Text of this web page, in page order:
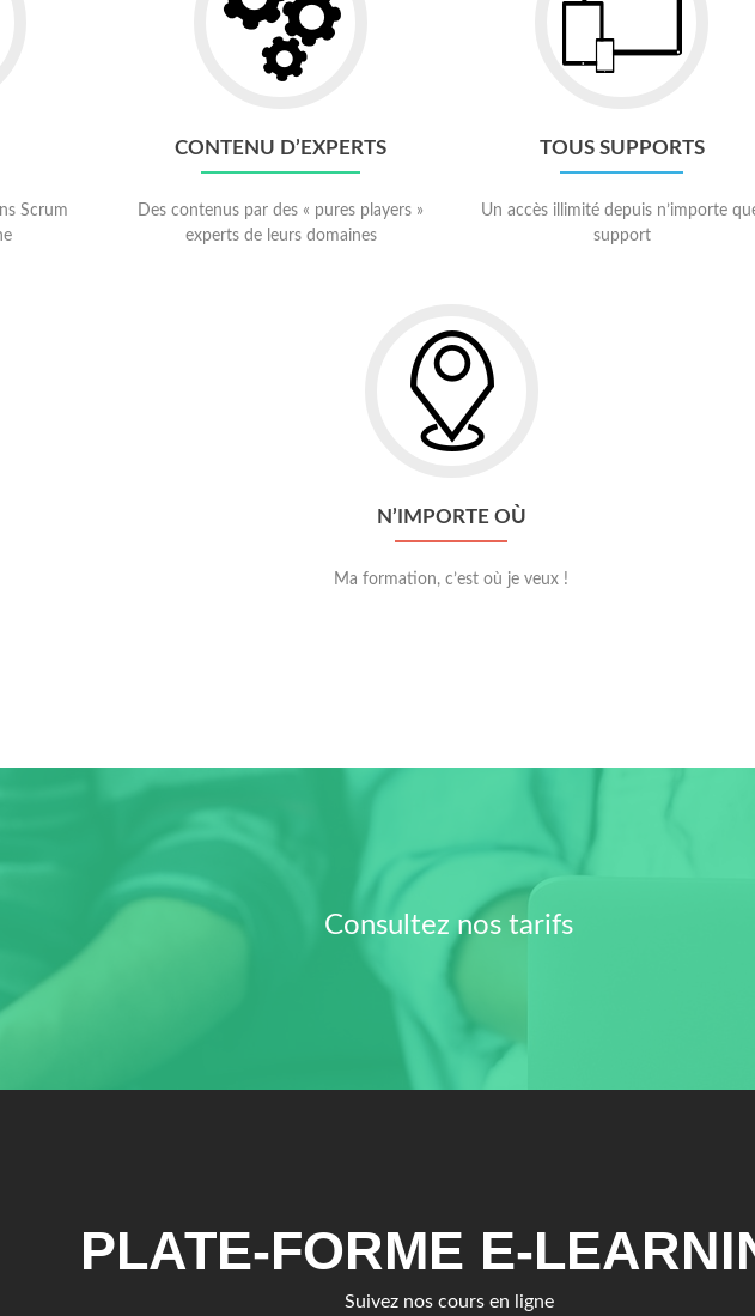
Scrum
Contenu
d’experts
CONTENU D’EXPERTS
Des contenus par des « pures players »
experts de leurs domaines
supports
TOUS SUPPORTS
Un accès illimité depuis n’importe
support
N’IMPORTE OÙ
Ma formation, c’est où je veux !
Consultez nos tarifs
PLATE-FORME E-
Suivez nos cours en ligne